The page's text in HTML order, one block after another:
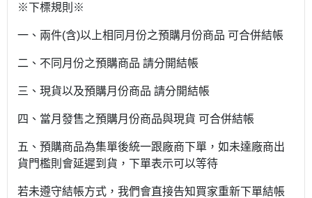
※下標規則※
一、兩件(含)以上相同月份之預購月份商品 可合併結帳
二、不同月份之預購商品 請分開結帳
三、現貨以及預購月份商品 請分開結帳
四、當月發售之預購月份商品與現貨 可合併結帳
五、預購商品為集單後統一跟廠商下單，如未達廠商出
貨門檻則會延遲到貨，下單表示可以等待
若未遵守結帳方式，我們會直接告知買家重新下單結帳